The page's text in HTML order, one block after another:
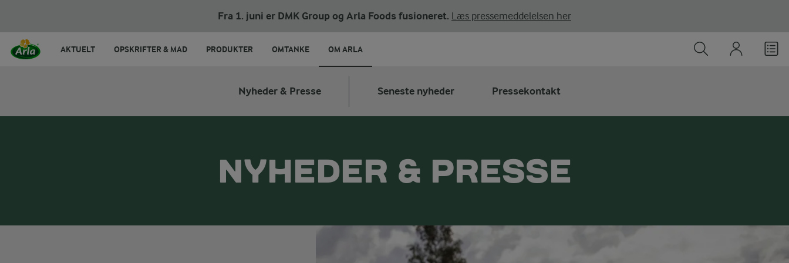
Fra 1. juni er DMK Group og Arla Foods fusioneret. Læs pressemeddelelsen her
AKTUELT OPSKRIFTER & MAD PRODUKTER OMTANKE OM ARLA
Nyheder & Presse Seneste nyheder Pressekontakt
NYHEDER & PRESSE